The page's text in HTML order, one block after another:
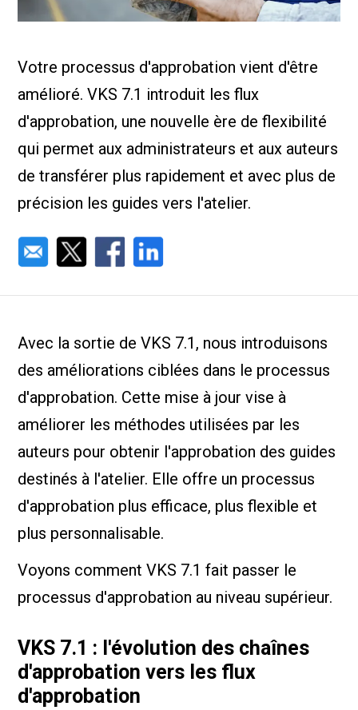
de
Presse
Nous
Votre processus d'approbation vient d'être
amélioré. VKS 7.1 introduit les flux
d'approbation, une nouvelle ère de flexibilité
qui permet aux administrateurs et aux auteurs
de transférer plus rapidement et avec plus de
précision les guides vers l'atelier.
Avec la sortie de VKS 7.1, nous introduisons
des améliorations ciblées dans le processus
d'approbation. Cette mise à jour vise à
améliorer les méthodes utilisées par les
auteurs pour obtenir l'approbation des guides
destinés à l'atelier. Elle offre un processus
d'approbation plus efficace, plus flexible et
plus personnalisable.
Voyons comment VKS 7.1 fait passer le
processus d'approbation au niveau supérieur.
VKS 7.1 : l'évolution des chaînes
d'approbation vers les flux
d'approbation